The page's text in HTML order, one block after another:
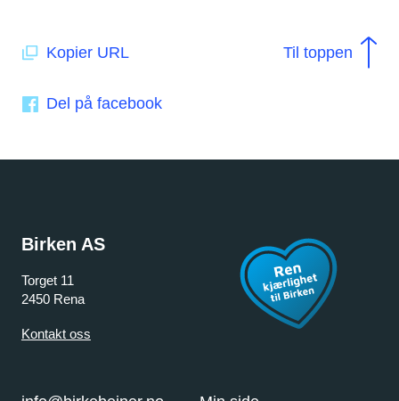
Kopier URL
Del på facebook
Til toppen
Birken AS
Torget 11
2450 Rena
Kontakt oss